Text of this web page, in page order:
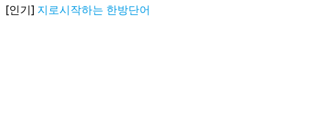
[인기] 지로시작하는 한방단어